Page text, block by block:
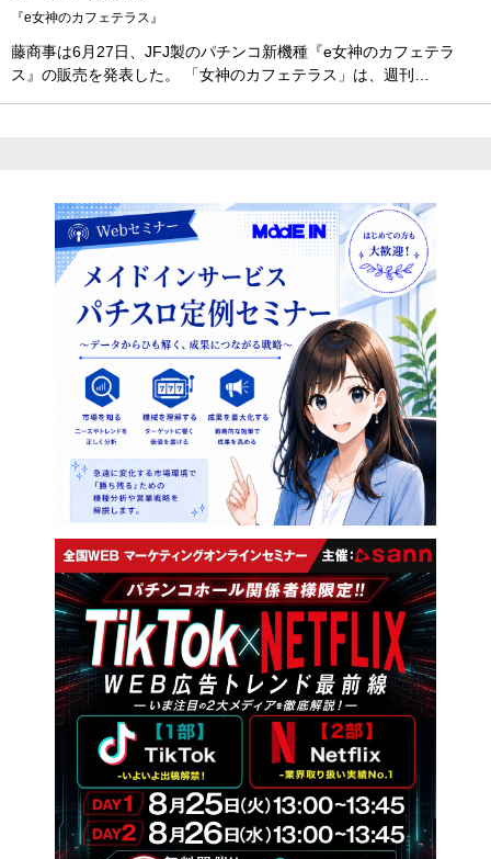
『e女神のカフェテラス』
藤商事は6月27日、JFJ製のパチンコ新機種『e女神のカフェテラ
ス』の販売を発表した。 「女神のカフェテラス」は、週刊…